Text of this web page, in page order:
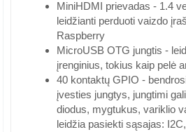
MiniHDMI prievadas - 1.4
leidžianti perduoti vaizdo
Raspberry
MicroUSB OTG jungtis -
įrenginius, tokius kaip pelė
40 kontaktų GPIO -
įvesties jungtys, jungtimi
diodus, mygtukus, variklio
leidžia pasiekti sąsajas: